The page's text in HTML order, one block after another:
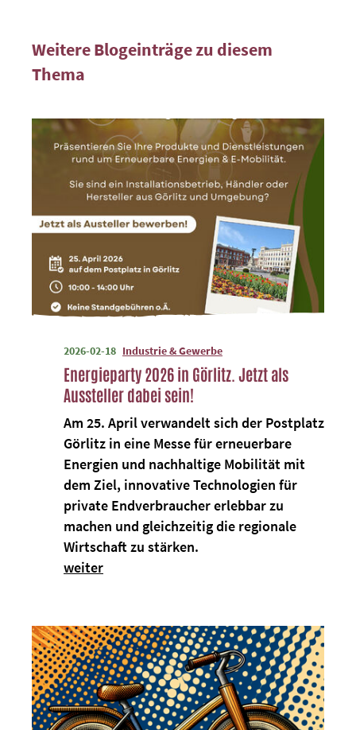
Weitere Blogeinträge zu diesem
Thema
2026-02-18 Industrie & Gewerbe
Energieparty 2026 in Görlitz. Jetzt als
Aussteller dabei sein!
Am 25. April verwandelt sich der Postplatz
Görlitz in eine Messe für erneuerbare
Energien und nachhaltige Mobilität mit
dem Ziel, innovative Technologien für
private Endverbraucher erlebbar zu
machen und gleichzeitig die regionale
Wirtschaft zu stärken.
weiter